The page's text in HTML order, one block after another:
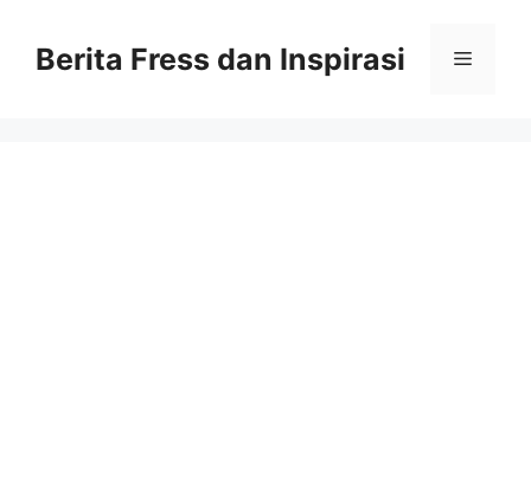
contentBerita Fress dan Inspirasi Menu